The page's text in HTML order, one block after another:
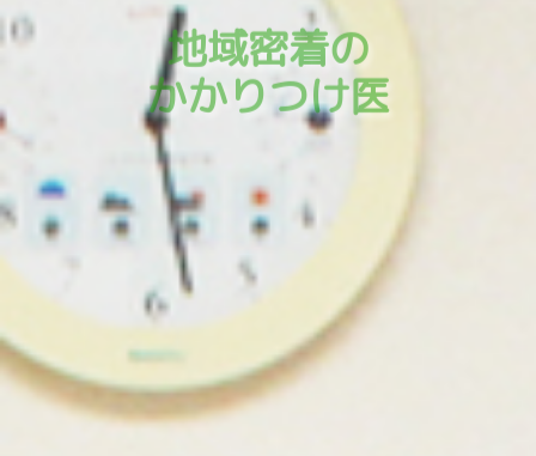
地域密着の
かかりつけ医